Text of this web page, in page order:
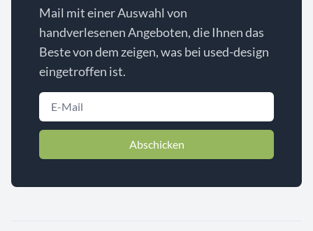
Mail mit einer Auswahl von
handverlesenen Angeboten, die Ihnen das
Beste von dem zeigen, was bei used-design
eingetroffen ist.
Abschicken